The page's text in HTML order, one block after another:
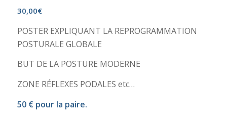
30,00€
POSTER EXPLIQUANT LA REPROGRAMMATION
POSTURALE GLOBALE
BUT DE LA POSTURE MODERNE
ZONE RÉFLEXES PODALES etc…
50 € pour la paire.